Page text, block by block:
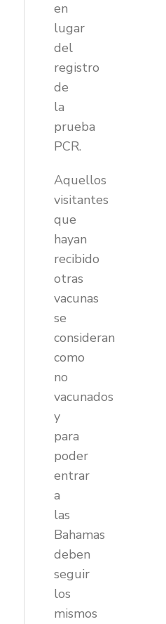
en
lugar
del
registro
de
la
prueba
PCR.
Aquellos
visitantes
que
hayan
recibido
otras
vacunas
se
consideran
como
no
vacunados
y
para
poder
entrar
a
las
Bahamas
deben
seguir
los
mismos